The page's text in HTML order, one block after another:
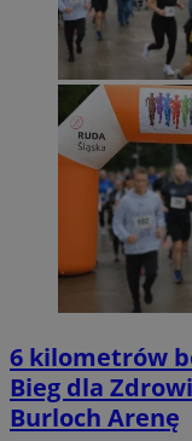
6 kilometrów
Bieg dla
Burloch Arenę